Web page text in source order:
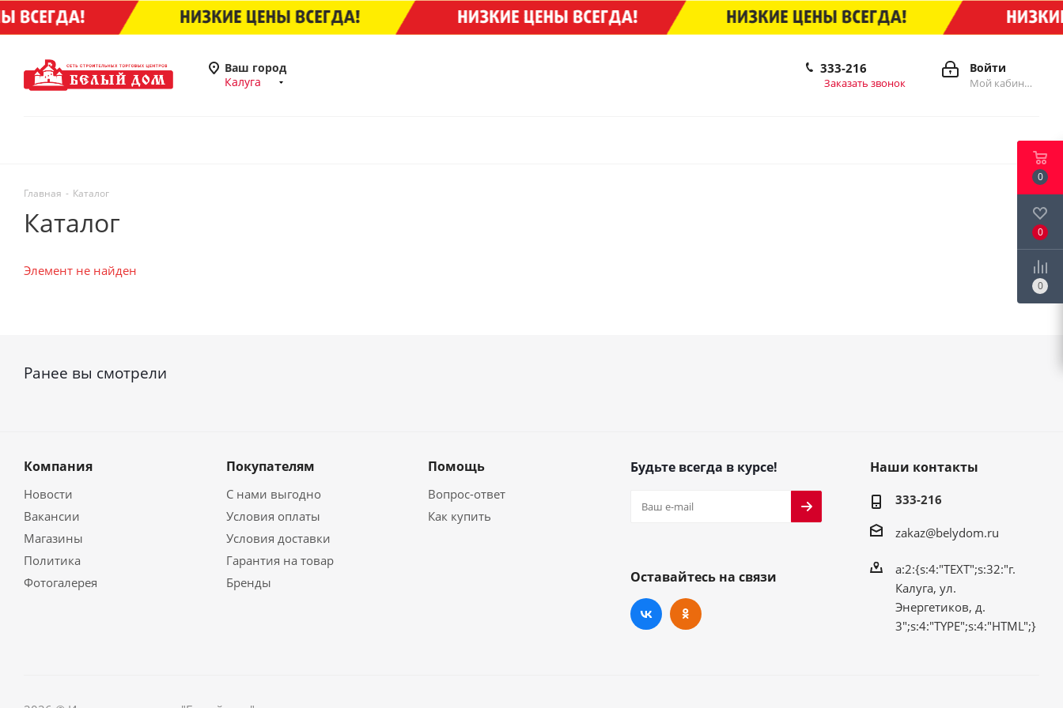
Ваш город
Калуга
Войти
Мой кабинет
333-216
Заказать звонок
Главная - Каталог
Каталог
Элемент не найден
Ранее вы смотрели
Компания
Новости
Вакансии
Магазины
Политика
Фотогалерея
Покупателям
С нами выгодно
Условия оплаты
Условия доставки
Гарантия на товар
Бренды
Помощь
Вопрос-ответ
Как купить
Будьте всегда в курсе!
Оставайтесь на связи
Наши контакты
333-216
zakaz@belydom.ru
a:2:{s:4:"TEXT";s:32:"г.
Калуга, ул.
Энергетиков, д.
3";s:4:"TYPE";s:4:"HTML";}
0
0
0